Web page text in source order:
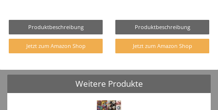
Produktbeschreibung
Jetzt zum Amazon Shop
Produktbeschreibung
Jetzt zum Amazon Shop
Weitere Produkte